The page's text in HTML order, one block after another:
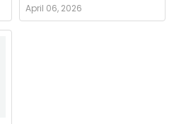
April 06, 2026